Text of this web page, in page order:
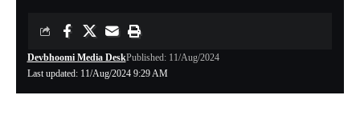
Last updated: 11/Aug/2024 9:29 AM
Devbhoomi Media DeskPublished: 11/Aug/2024